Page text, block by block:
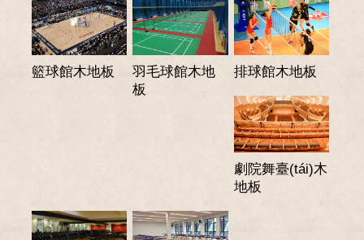
籃球館木地板
羽毛球館木地
板
排球館木地板
劇院舞臺(tái)木
地板